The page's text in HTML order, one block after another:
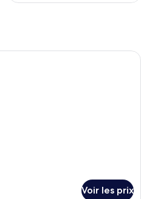
Une chambre d’hôtel moderne
Voir les prix